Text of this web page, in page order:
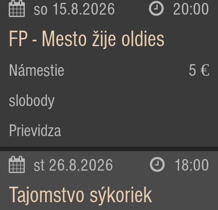
so 15.8.2026 20:00
FP - Mesto žije oldies
Námestie
slobody
Prievidza
5 €
st 26.8.2026 18:00
Tajomstvo sýkoriek